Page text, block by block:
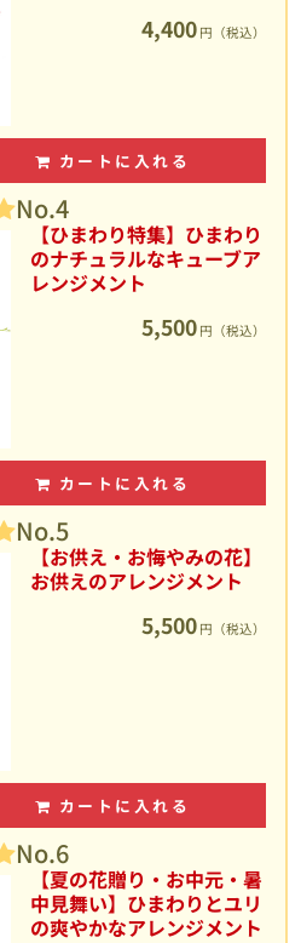
4,400 円（税込）
カートに入れる
No.4
【ひまわり特集】ひまわり
のナチュラルなキューブア
レンジメント
5,500 円（税込）
カートに入れる
No.5
【お供え・お悔やみの花】
お供えのアレンジメント
5,500 円（税込）
カートに入れる
No.6
【夏の花贈り・お中元・暑
中見舞い】ひまわりとユリ
の爽やかなアレンジメント